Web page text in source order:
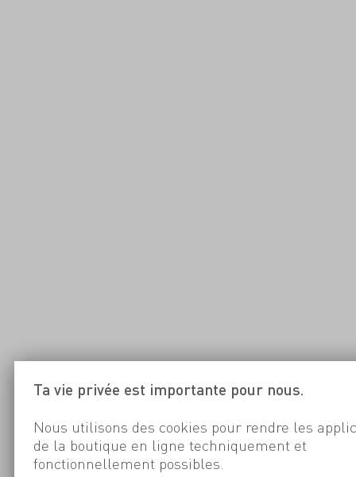
Ta vie privée est importante pour nous.
Nous utilisons des cookies pour rendre les
de la boutique en ligne techniquement et
fonctionnellement possibles.